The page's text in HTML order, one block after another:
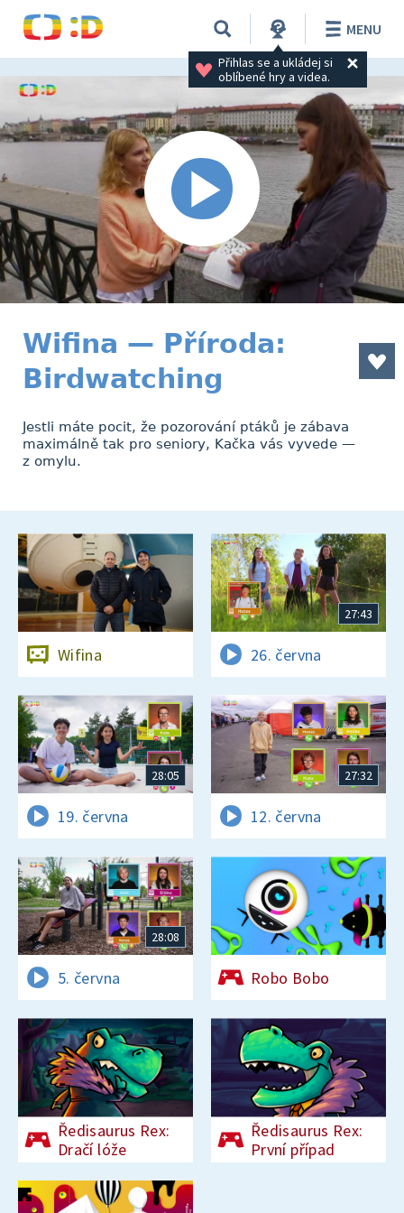
Přihlas se a ukládej si
oblíbené hry a videa.
MENU
Wifina — Příroda:
Birdwatching
Jestli máte pocit, že pozorování ptáků je zábava
maximálně tak pro seniory, Kačka vás vyvede —
z omylu.
Wifina
27:43
26. června
28:05
19. června
27:32
12. června
28:08
5. června Robo Bobo
Ředisaurus Rex:
Dračí lóže
Ředisaurus Rex:
První případ